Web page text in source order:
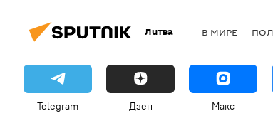
Литва В МИРЕ
Telegram Дзен Макс